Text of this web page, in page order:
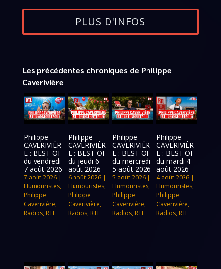
PLUS D'INFOS
Les précédentes chroniques de Philippe
Caverivière
Philippe
CAVERIVIÈR
E : BEST OF
du vendredi
7 août 2026
7 août 2026 |
Humouristes,
Philippe
Caverivière,
Radios, RTL
Philippe
CAVERIVIÈR
E : BEST OF
du jeudi 6
août 2026
6 août 2026|
Humouristes,
Philippe
Caverivière,
Radios, RTL
Philippe
CAVERIVIÈR
E : BEST OF
du mercredi
5 août 2026
5 août 2026|
Humouristes,
Philippe
Caverivière,
Radios, RTL
Philippe
CAVERIVIÈR
E : BEST OF
du mardi 4
août 2026
4 août 2026 |
Humouristes,
Philippe
Caverivière,
Radios, RTL